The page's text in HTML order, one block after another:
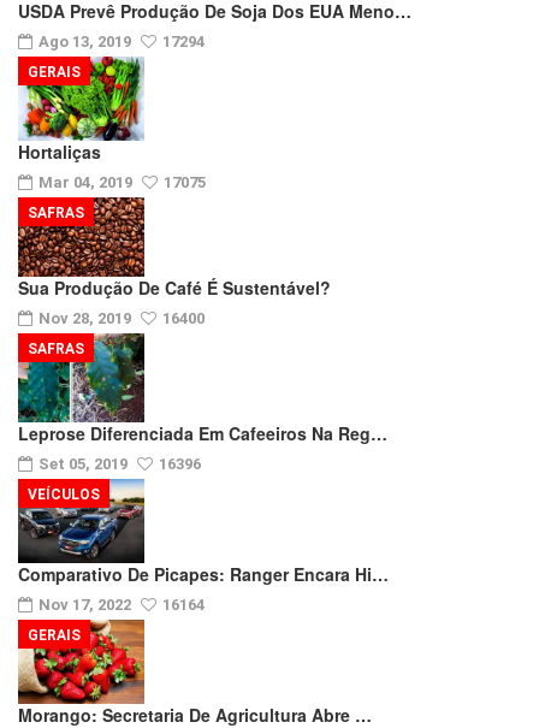
USDA Prevê Produção De Soja Dos EUA Meno…
Ago 13, 2019 17294
Hortaliças
Mar 04, 2019 17075
GERAIS
Sua Produção De Café É Sustentável?
Nov 28, 2019 16400
SAFRAS
Leprose Diferenciada Em Cafeeiros Na Reg…
Set 05, 2019 16396
SAFRAS
Comparativo De Picapes: Ranger Encara Hi…
Nov 17, 2022 16164
VEÍCULOS
Morango: Secretaria De Agricultura Abre …
GERAIS